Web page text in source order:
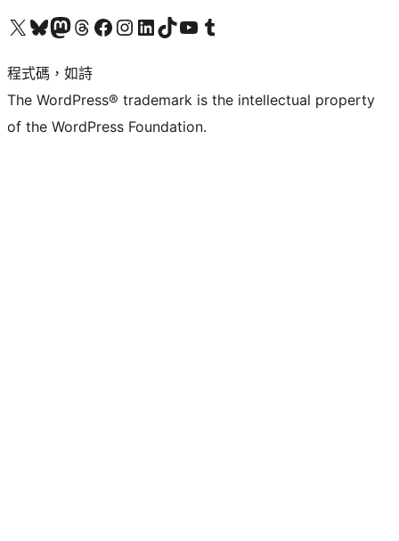
查看我們的 X (之前的 Twitter) 帳號造訪我們的 Bluesky 帳號造訪我們的 Mastodon 帳號造訪我們的 Threads 帳號 造訪我們的 Facebook 粉絲專頁Visit our Instagram account
Visit our LinkedIn account
造訪我們的 TikTok 帳號Visit our YouTube channel
造訪我們的 Tumblr 帳號
程式碼，如詩
The WordPress® trademark is the intellectual property
of the WordPress Foundation.